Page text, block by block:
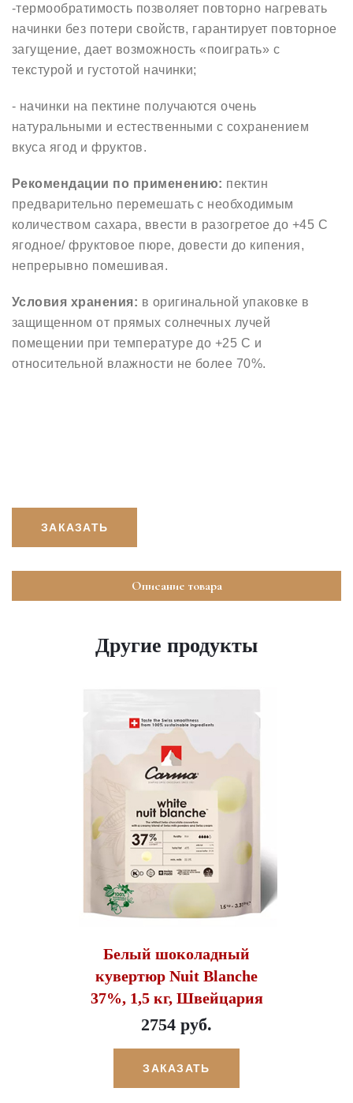
-термообратимость позволяет повторно нагревать
начинки без потери свойств, гарантирует повторное
загущение, дает возможность «поиграть» с
текстурой и густотой начинки;
- начинки на пектине получаются очень
натуральными и естественными с сохранением
вкуса ягод и фруктов.
Рекомендации по применению: пектин
предварительно перемешать с необходимым
количеством сахара, ввести в разогретое до +45 С
ягодное/ фруктовое пюре, довести до кипения,
непрерывно помешивая.
Условия хранения: в оригинальной упаковке в
защищенном от прямых солнечных лучей
помещении при температуре до +25 С и
относительной влажности не более 70%.
ЗАКАЗАТЬ
Описание товара
Другие продукты
Белый шоколадный
кувертюр Nuit Blanche
37%, 1,5 кг, Швейцария
2754 руб.
ЗАКАЗАТЬ